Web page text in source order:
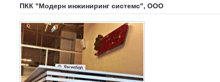
ПКК "Модерн инжиниринг системс", ООО